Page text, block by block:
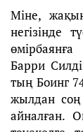
Міне,
негізінде
Барри
тың Боинг
жылдан соң
айналған.